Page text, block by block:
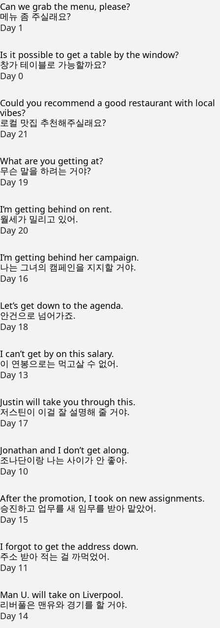
Can we grab the menu, please?
메뉴 좀 주실래요?
Day 1
Is it possible to get a table by the window?
창가 테이블로 가능할까요?
Day 0
Could you recommend a good restaurant with local
vibes?
로컬 맛집 추천해주실래요?
Day 21
What are you getting at?
무슨 말을 하려는 거야?
Day 19
I’m getting behind on rent.
월세가 밀리고 있어.
Day 20
I’m getting behind her campaign.
나는 그녀의 캠페인을 지지할 거야.
Day 16
Let’s get down to the agenda.
안건으로 넘어가죠.
Day 18
I can’t get by on this salary.
이 연봉으로는 먹고살 수 없어.
Day 13
Justin will take you through this.
저스틴이 이걸 잘 설명해 줄 거야.
Day 17
Jonathan and I don’t get along.
조나단이랑 나는 사이가 안 좋아.
Day 10
After the promotion, I took on new assignments.
승진하고 업무를 새 임무를 받아 맡았어.
Day 15
I forgot to get the address down.
주소 받아 적는 걸 까먹었어.
Day 11
Man U. will take on Liverpool.
리버풀은 맨유와 경기를 할 거야.
Day 14